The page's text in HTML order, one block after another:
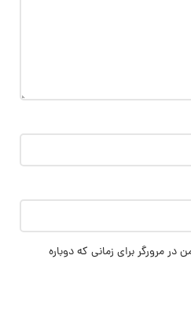
مرورگر برای زمانی که دوباره